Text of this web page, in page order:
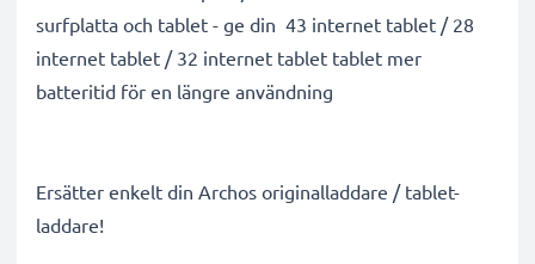
surfplatta och tablet - ge din 43 internet tablet / 28
internet tablet / 32 internet tablet tablet mer
batteritid för en längre användning
Ersätter enkelt din Archos originalladdare / tablet-
laddare!